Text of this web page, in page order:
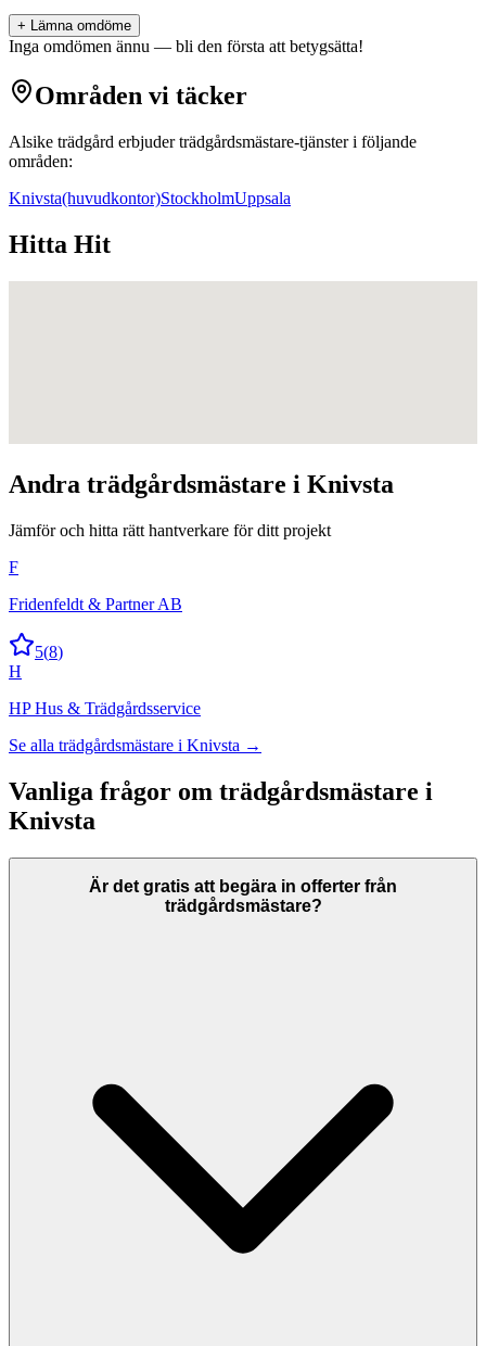
+ Lämna omdöme
Inga omdömen ännu — bli den första att betygsätta!
Områden vi täcker
Alsike trädgård erbjuderträdgårdsmästare-tjänster i följande
områden:
Knivsta(huvudkontor)StockholmUppsala
Hitta Hit
Andra trädgårdsmästare i Knivsta
Jämför och hitta rätt hantverkare för ditt projekt
F
Fridenfeldt & Partner AB
5(8)
H
HP Hus & Trädgårdsservice
Se alla trädgårdsmästare i Knivsta →
Vanliga frågor om trädgårdsmästare i
Knivsta
Är det gratis att begära in offerter från
trädgårdsmästare?